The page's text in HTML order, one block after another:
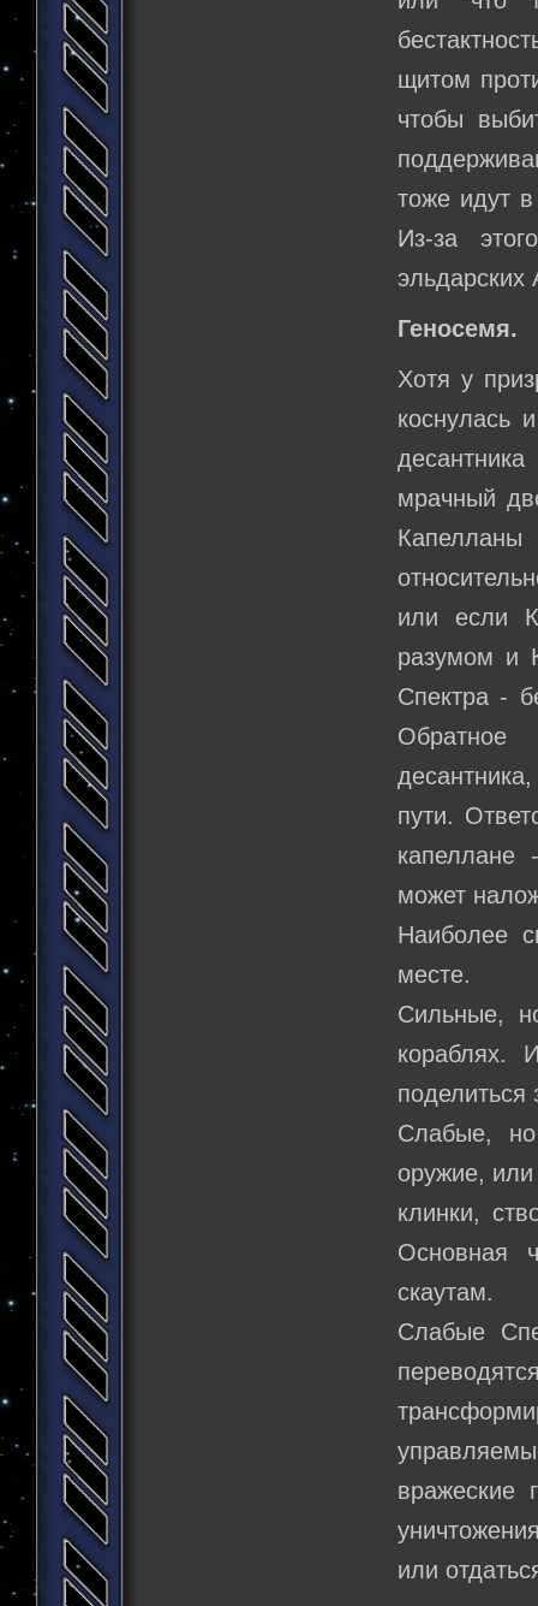
щитом
чтобы
тоже идут
Из-за
Геносемя.
Хотя у
коснулась
мрачный
или если
разумом и
Спектра -
Обратное
пути.
капеллане
может
Наиболее
месте.
Сильные,
кораблях.
поделиться
Слабые, но
оружие,
клинки,
Основная
скаутам.
Слабые
вражеские
или